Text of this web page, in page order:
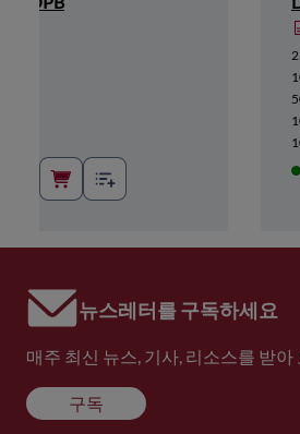
뉴스레터를 구독하세요
매주 최신 뉴스, 기사, 리소스를 받아
구독